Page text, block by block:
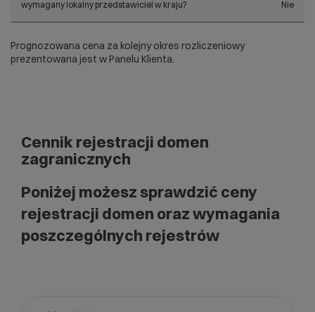
wymagany lokalny przedstawiciel w kraju? Nie
Prognozowana cena za kolejny okres rozliczeniowy
prezentowana jest w Panelu Klienta.
Cennik rejestracji domen
zagranicznych
Poniżej możesz sprawdzić ceny
rejestracji domen oraz wymagania
poszczególnych rejestrów